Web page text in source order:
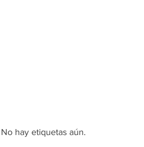
No hay etiquetas aún.